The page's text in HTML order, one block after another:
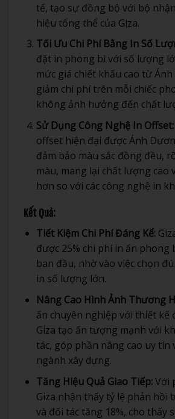
tế, tạo sự đồng bộ với bộ
hiệu tổng thể của Giza.
Tối Ưu Chi Phí Bằng In Số
đặt in phong bì với số lượng
mức giá chiết khấu cao từ
giảm chi phí trên mỗi chiếc
không ảnh hưởng đến chất
Sử Dụng Công Nghệ In Offset:
offset hiện đại được Ánh
đảm bảo màu sắc đồng đều,
màu, mang lại chất lượng cao
hơn so với các công nghệ in
Kết Quả:
Tiết Kiệm Chi Phí Đáng Kể:
được 25% chi phí in ấn phong
ban đầu, nhờ vào việc chọn
in số lượng lớn.
Nâng Cao Hình Ảnh Thương
ấn chuyên nghiệp với thiết kế
Giza tạo ấn tượng mạnh với
tác, góp phần nâng cao uy tín
ngành xây dựng.
Tăng Hiệu Quả Giao Tiếp:Với
Giza nhận thấy tỷ lệ phản hồi
và đối tác tăng 18%, cho thấy